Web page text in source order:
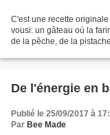
C'est une recette
vousi: un gâteau où la
de la pêche, de la
De l'énergie en
Publié le 25/09/2017 à
Par Bee Made